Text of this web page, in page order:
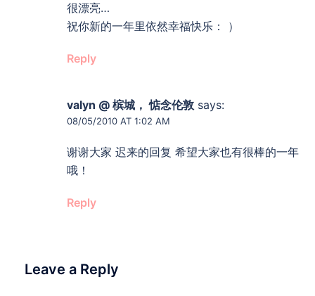
很漂亮…
祝你新的一年里依然幸福快乐： ）
Reply
valyn @ 槟城， 惦念伦敦 says:
08/05/2010 AT 1:02 AM
谢谢大家 迟来的回复 希望大家也有很棒的一年
哦！
Reply
Leave a Reply